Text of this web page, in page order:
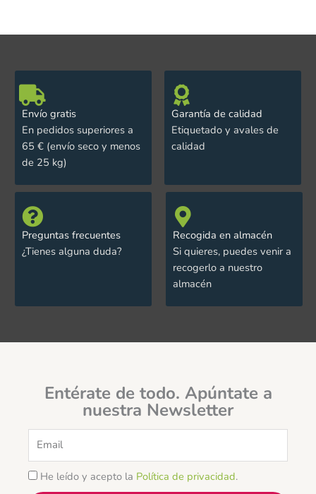
Envío gratis
En pedidos superiores a
65 € (envío seco y menos
de 25 kg)
Garantía de calidad
Etiquetado y avales de
calidad
Preguntas frecuentes
¿Tienes alguna duda?
Recogida en almacén
Si quieres, puedes venir a
recogerlo a nuestro
almacén
Entérate de todo. Apúntate a
nuestra Newsletter
He leído y acepto la Política de privacidad.